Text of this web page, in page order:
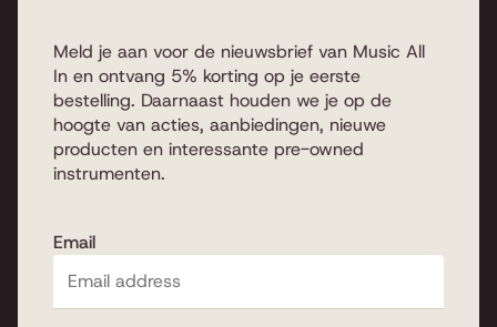
Meld je aan voor de nieuwsbrief van Music All
In en ontvang 5% korting op je eerste
bestelling. Daarnaast houden we je op de
hoogte van acties, aanbiedingen, nieuwe
producten en interessante pre-owned
instrumenten.
Email